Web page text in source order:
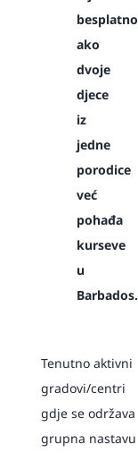
besplatno
ako
dvoje
djece
iz
jedne
porodice
već
pohađa
kurseve
u
Barbados.
Tenutno aktivni
gradovi/centri
gdje se održava
grupna nastavu